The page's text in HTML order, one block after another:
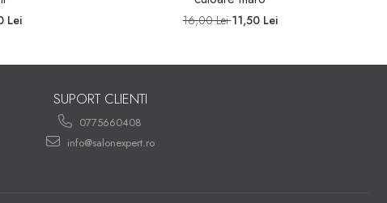
Lei 16,00 Lei11,50 Lei
SUPORT CLIENTI
0775660408
info@salonexpert.ro